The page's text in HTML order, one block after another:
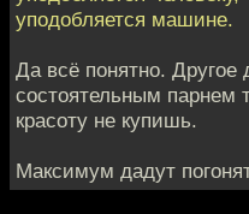
уподобляется машине.
Да всё понятно. Другое
состоятельным парнем
красоту не купишь.
Максимум дадут